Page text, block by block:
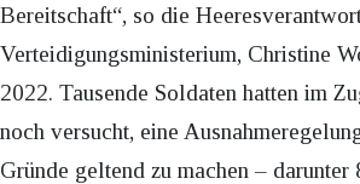
Bereitschaft“, so die
Verteidigungsministerium, Christine
2022. Tausende Soldaten hatten im
noch versucht, eine
Gründe geltend zu machen –